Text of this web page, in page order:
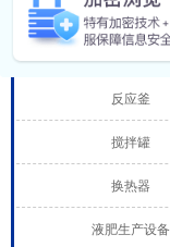
乳化机
反应釜
搅拌罐
换热器
液肥生产设备